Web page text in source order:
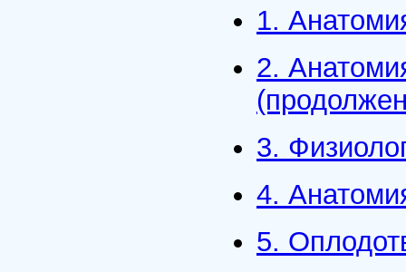
1.
2.
3.
4.
5.